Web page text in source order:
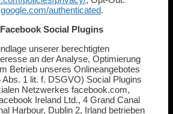
authenticated.
Social Plugins
unserer berechtigten
an der Analyse, Optimierung
Betrieb unseres Onlineangebotes
Abs. 1 lit. f. DSGVO) Social Plugins
Netzwerkes facebook.com,
Ireland Ltd., 4 Grand Canal
Harbour, Dublin 2, Irland betrieben